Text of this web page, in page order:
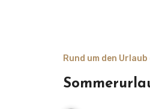
Rund um den